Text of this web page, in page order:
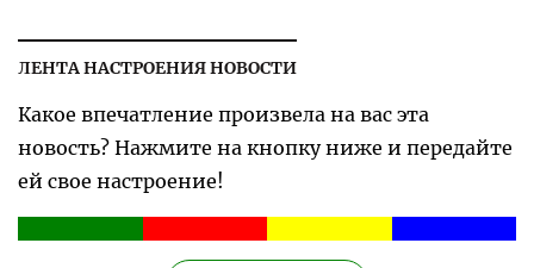
ЛЕНТА НАСТРОЕНИЯ НОВОСТИ
Какое впечатление произвела на вас эта
новость? Нажмите на кнопку ниже и передайте
ей свое настроение!